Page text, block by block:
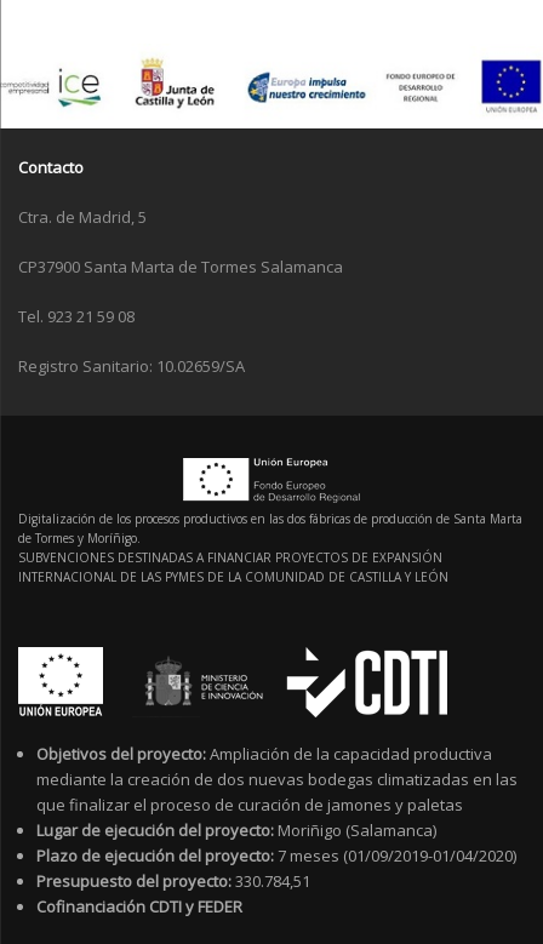
Contacto
Ctra. de Madrid, 5
CP37900 Santa Marta de Tormes Salamanca
Tel. 923 21 59 08
Registro Sanitario: 10.02659/SA
Digitalización de los procesos productivos en las dos fábricas de producción de Santa Marta
de Tormes y Moríñigo.
SUBVENCIONES DESTINADAS A FINANCIAR PROYECTOS DE EXPANSIÓN
INTERNACIONAL DE LAS PYMES DE LA COMUNIDAD DE CASTILLA Y LEÓN
Objetivos del proyecto:Ampliación de la capacidad productiva
mediante la creación de dos nuevas bodegas climatizadas en las
que finalizar el proceso de curación de jamones y paletas
Lugar de ejecución del proyecto: Moriñigo (Salamanca)
Plazo de ejecución del proyecto:7 meses (01/09/2019-01/04/2020)
Presupuesto del proyecto:330.784,51
Cofinanciación CDTI y FEDER